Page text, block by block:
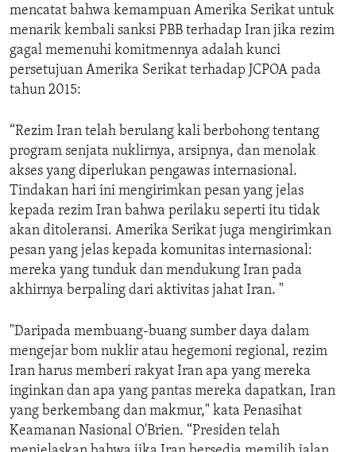
mencatat bahwa kemampuan Amerika Serikat untuk
menarik kembali sanksi PBB terhadap Iran jika rezim
gagal memenuhi komitmennya adalah kunci
persetujuan Amerika Serikat terhadap JCPOA pada
tahun 2015:
“Rezim Iran telah berulang kali berbohong tentang
program senjata nuklirnya, arsipnya, dan menolak
akses yang diperlukan pengawas internasional.
Tindakan hari ini mengirimkan pesan yang jelas
kepada rezim Iran bahwa perilaku seperti itu tidak
akan ditoleransi. Amerika Serikat juga mengirimkan
pesan yang jelas kepada komunitas internasional:
mereka yang tunduk dan mendukung Iran pada
akhirnya berpaling dari aktivitas jahat Iran. "
"Daripada membuang-buang sumber daya dalam
mengejar bom nuklir atau hegemoni regional, rezim
Iran harus memberi rakyat Iran apa yang mereka
inginkan dan apa yang pantas mereka dapatkan, Iran
yang berkembang dan makmur," kata Penasihat
Keamanan Nasional O'Brien. “Presiden telah